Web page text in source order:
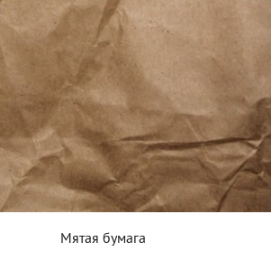
Мятая бумага